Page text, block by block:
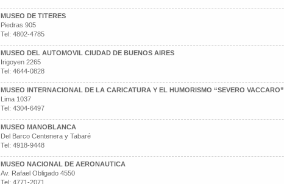
MUSEO DE TITERES
Piedras 905
Tel: 4802-4785
MUSEO DEL AUTOMOVIL CIUDAD DE BUENOS AIRES
Irigoyen 2265
Tel: 4644-0828
MUSEO INTERNACIONAL DE LA CARICATURA Y EL HUMORISMO “SEVERO VACCARO”
Lima 1037
Tel: 4304-6497
MUSEO MANOBLANCA
Del Barco Centenera y Tabaré
Tel: 4918-9448
MUSEO NACIONAL DE AERONAUTICA
Av. Rafael Obligado 4550
Tel: 4771-2071